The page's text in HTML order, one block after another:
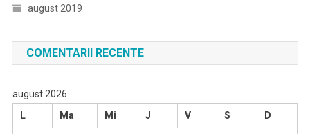
august 2019
COMENTARII RECENTE
august 2026
L
Ma Mi J V S D